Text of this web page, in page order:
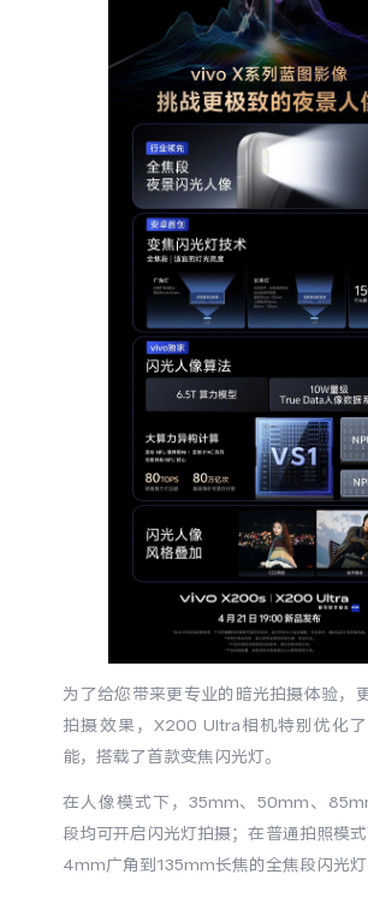
X300 E
X300 Ultra
X300 Pro
S60
S50 Pro mini
S30 Pro mini
Y600 Turbo
Y6
Y500 Pro
iQOO Z11i
iQOO Z11
vivo TWS 5 Pro
vivo 头戴降噪耳机
为了给您带来更专业的暗光拍摄体验，
拍摄效果，X200 Ultra相机特别优化
能，搭载了首款变焦闪光灯。
在人像模式下，35mm、50mm、
段均可开启闪光灯拍摄；在普通拍照模
4mm广角到135mm长焦的全焦段闪光灯